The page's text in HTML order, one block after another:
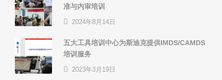
准与内审培训
2024年8月14日
五大工具培训中心为斯迪克提供IMDS/CAMDS
培训服务
2023年3月19日